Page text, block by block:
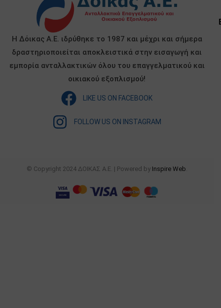
Η Δόικας Α.Ε. ιδρύθηκε το 1987 και μέχρι και σήμερα
δραστηριοποιείται αποκλειστικά στην εισαγωγή και
εμπορία ανταλλακτικών όλου του επαγγελματικού και
οικιακού εξοπλισμού!
LIKE US ON FACEBOOK
FOLLOW US ON INSTAGRAM
© Copyright 2024 ΔΟΙΚΑΣ Α.Ε. | Powered by Inspire Web